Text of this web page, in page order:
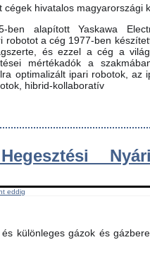
hivatalos magyarországi
alapított Yaskawa
robotot a cég 1977-ben
és ezzel a cég a
mértékadók a
optimalizált ipari robotok, az
hibrid-kollaboratív
Nyári
eddig
különleges gázok és